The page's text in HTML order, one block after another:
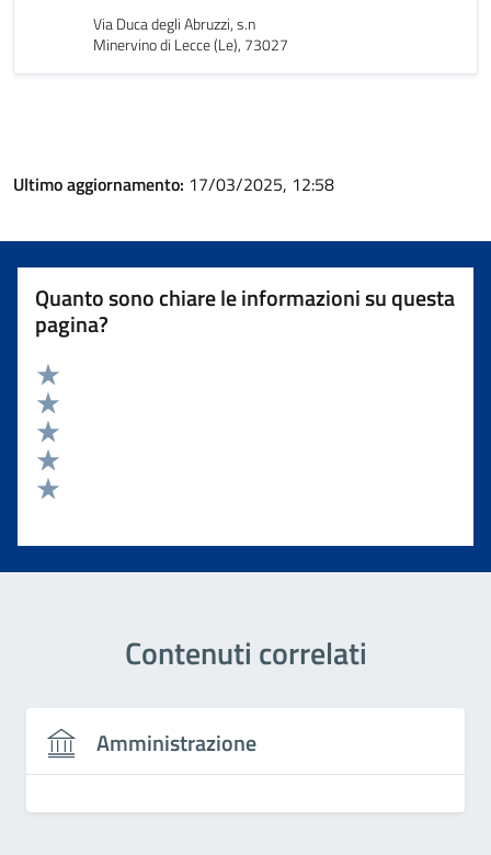
Via Duca degli Abruzzi, s.n
Minervino di Lecce (Le), 73027
Ultimo aggiornamento: 17/03/2025, 12:58
Quanto sono chiare le informazioni su questa
pagina?
Valuta 5 stelle su 5
Valuta 4 stelle su 5
Valuta 3 stelle su 5
Valuta 2 stelle su 5
Contenuti correlati
Amministrazione